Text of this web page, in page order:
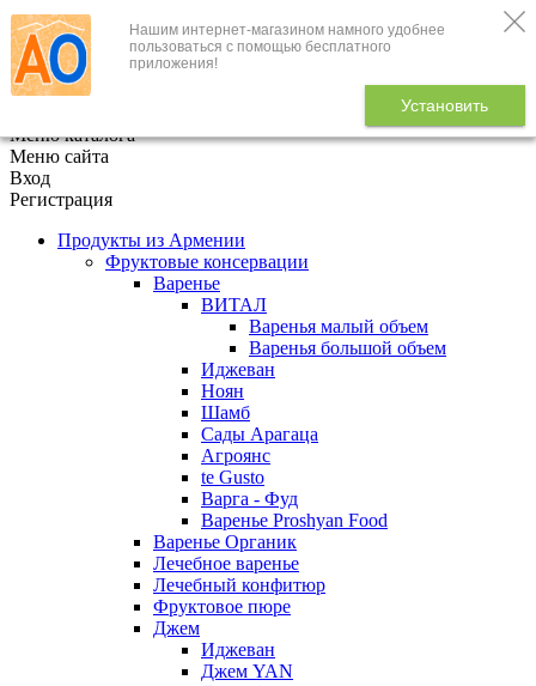
Нашим интернет-магазином намного удобнее
пользоваться с помощью бесплатного
приложения!
Установить
+7 (495) 646-888-1
В корзине
Меню каталога
Меню сайта
Вход
Регистрация
Продукты из Армении
Фруктовые консервации
Варенье
ВИТАЛ
Варенья малый объем
Варенья большой объем
Иджеван
Ноян
Шамб
Сады Арагаца
Агроянс
te Gusto
Варга - Фуд
Варенье Proshyan Food
Варенье Органик
Лечебное варенье
Лечебный конфитюр
Фруктовое пюре
Джем
Иджеван
Джем YAN